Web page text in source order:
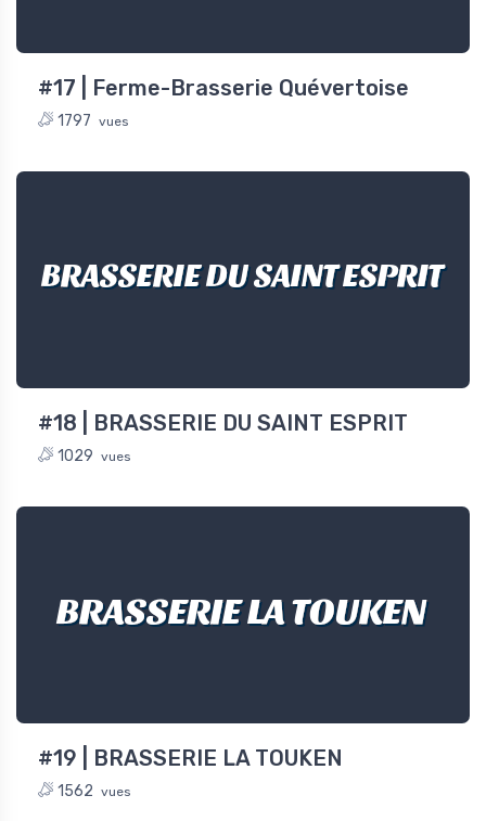
#17 | Ferme-Brasserie Quévertoise
1797 vues
BRASSERIE DU SAINT ESPRIT
#18 | BRASSERIE DU SAINT ESPRIT
1029 vues
BRASSERIE LA TOUKEN
#19 | BRASSERIE LA TOUKEN
1562 vues